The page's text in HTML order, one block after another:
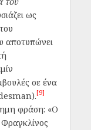
ως
αποτυπώνει
σε ένα
[9]
φράση: «Ο